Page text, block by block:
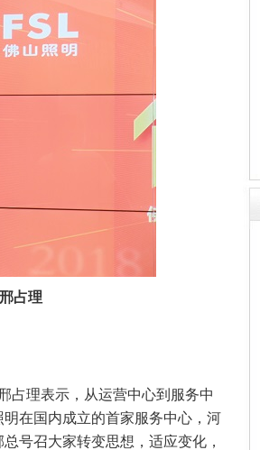
占理
占理表示，从运营中心到服务中
在国内成立的首家服务中心，河
号召大家转变思想，适应变化，